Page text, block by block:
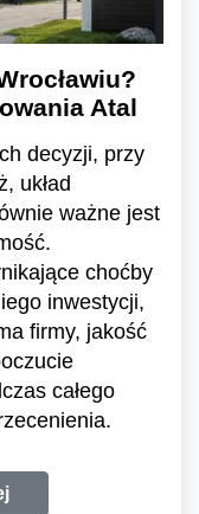
Atal
decyzji, przy
układ
ważne jest
choćby
inwestycji,
firmy, jakość
całego